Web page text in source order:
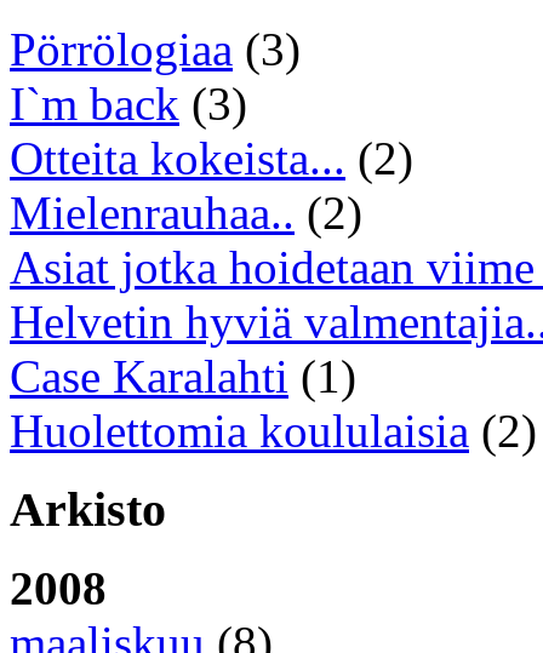
Pörrölogiaa (3)
I`m back (3)
Otteita kokeista... (2)
Mielenrauhaa.. (2)
Asiat jotka hoidetaan viime
Helvetin hyviä
Case Karalahti (1)
Huolettomia koululaisia (2)
Arkisto
2008